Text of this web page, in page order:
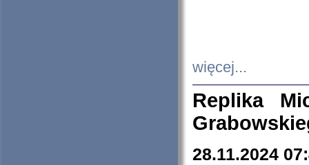
więcej...
Replika
28.11.2024